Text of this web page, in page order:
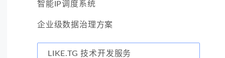
智能IP调度系统
企业级数据治理方案
LIKE.TG 技术开发服务